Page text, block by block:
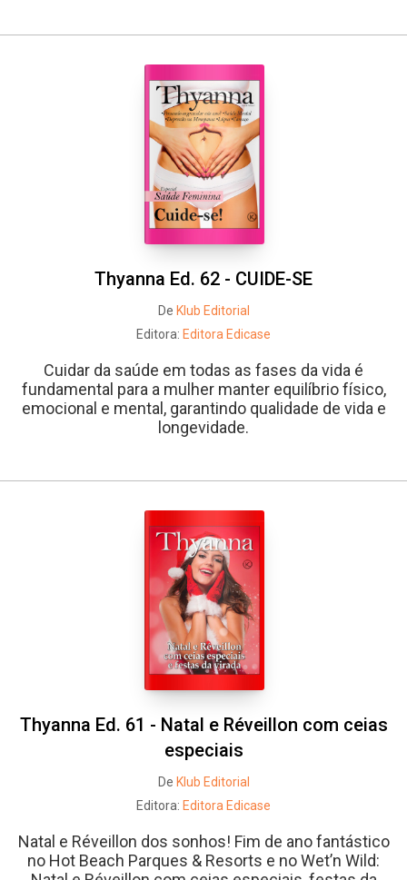
Thyanna Ed. 62 - CUIDE-SE
De Klub Editorial
Editora: Editora Edicase
Cuidar da saúde em todas as fases da vida é
fundamental para a mulher manter equilíbrio físico,
emocional e mental, garantindo qualidade de vida e
longevidade.
Thyanna Ed. 61 - Natal e Réveillon com ceias
especiais
De Klub Editorial
Editora: Editora Edicase
Natal e Réveillon dos sonhos! Fim de ano fantástico
no Hot Beach Parques & Resorts e no Wet’n Wild: